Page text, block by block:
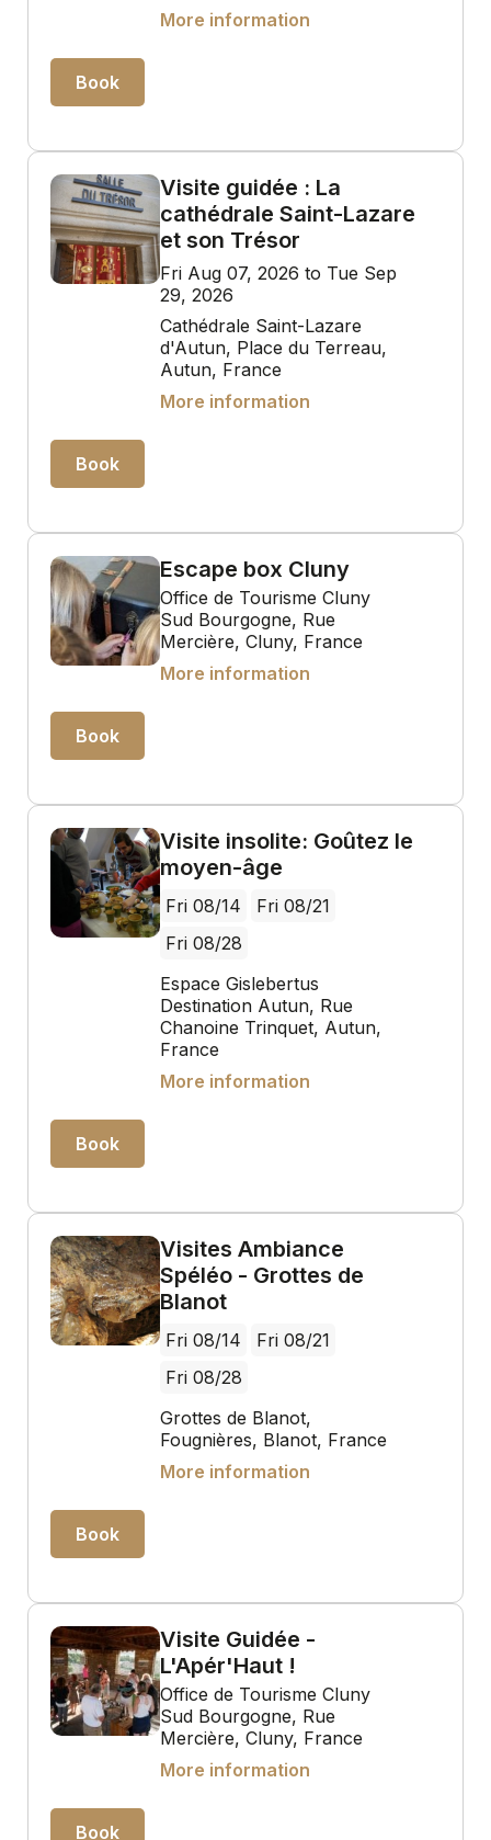
More information
Book
Visite guidée : La
cathédrale Saint-Lazare
et son Trésor
Fri Aug 07, 2026 to Tue Sep
29, 2026
Cathédrale Saint-Lazare
d'Autun, Place du Terreau,
Autun, France
More information
Book
Escape box Cluny
Office de Tourisme Cluny
Sud Bourgogne, Rue
Mercière, Cluny, France
More information
Book
Visite insolite: Goûtez le
moyen-âge
Fri 08/14
Fri 08/21
Fri 08/28
Espace Gislebertus
Destination Autun, Rue
Chanoine Trinquet, Autun,
France
More information
Book
Visites Ambiance
Spéléo - Grottes de
Blanot
Fri 08/14
Fri 08/21
Fri 08/28
Grottes de Blanot,
Fougnières, Blanot, France
More information
Book
Visite Guidée -
L'Apér'Haut !
Office de Tourisme Cluny
Sud Bourgogne, Rue
Mercière, Cluny, France
More information
Book